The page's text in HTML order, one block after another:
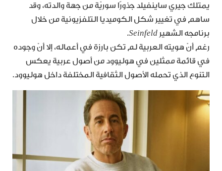
يمتلك جيري ساينفيلد جذورًا سوريّة من جهة والدته، وقد
ساهم في تغيير شكل الكوميديا التلفزيونية من خلال
برنامجه الشهير Seinfeld
.
رغم أنّ هويته العربية لم تكن بارزة في أعماله، إلا أنّ وجوده
في قائمة ممثلين في هوليوود من أصول عربية يعكس
التنوع الذي تحمله الأصول الثقافية المختلفة داخل هوليوود.